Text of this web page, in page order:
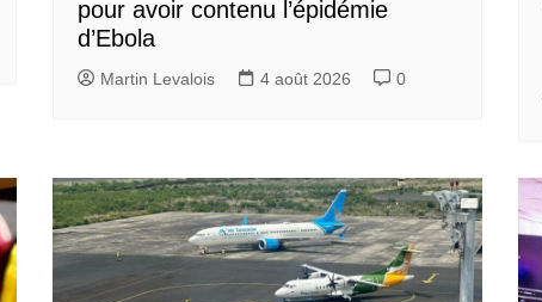
pour avoir contenu l’épidémie
d’Ebola
Martin Levalois 4 août 2026 0